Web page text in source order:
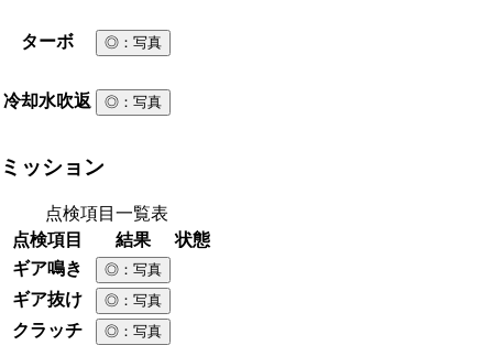
ターボ ◎ ：写真
冷却水吹返 ◎ ：写真
ミッション
点検項目一覧表
点検項目
結果
状態
ギア鳴き
◎ ：写真
ギア抜け ◎ ：写真
クラッチ ◎ ：写真